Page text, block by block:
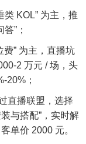
类 KOL” 为主，推
”；
” 为主，直播坑
2 万元 / 场，头
20%；
直播联盟，选择
与搭配”，实时解
单价 2000 元。